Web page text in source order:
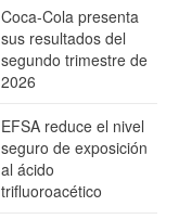
Coca-Cola presenta
sus resultados del
segundo trimestre de
2026
EFSA reduce el nivel
seguro de exposición
al ácido
trifluoroacético